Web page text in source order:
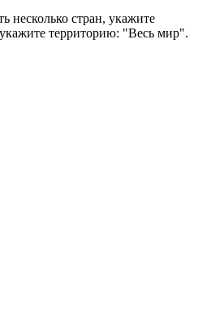
несколько стран, укажите
территорию: "Весь мир".